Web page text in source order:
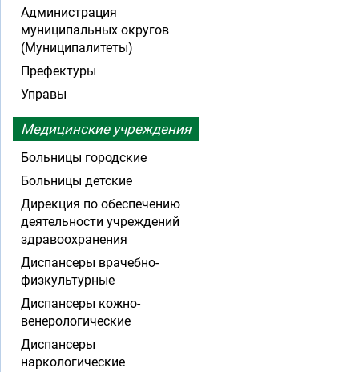
Администрация
муниципальных округов
(Муниципалитеты)
Префектуры
Управы
Медицинские учреждения
Больницы городские
Больницы детские
Дирекция по обеспечению
деятельности учреждений
здравоохранения
Диспансеры врачебно-
физкультурные
Диспансеры кожно-
венерологические
Диспансеры
наркологические